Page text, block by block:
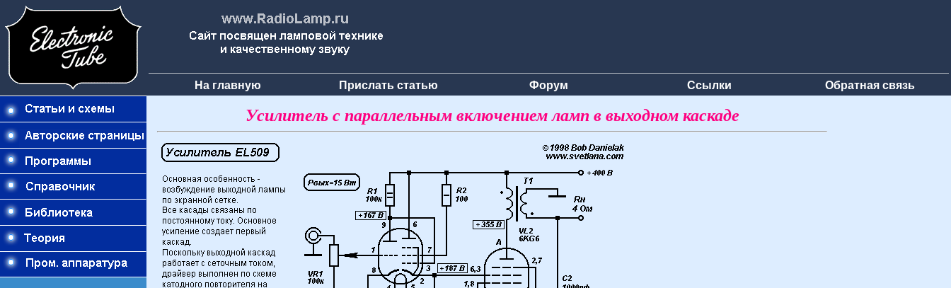
На главную Прислать статью Форум Ссылки Обратная связь
Усилитель с параллельным включением ламп в выходном каскаде